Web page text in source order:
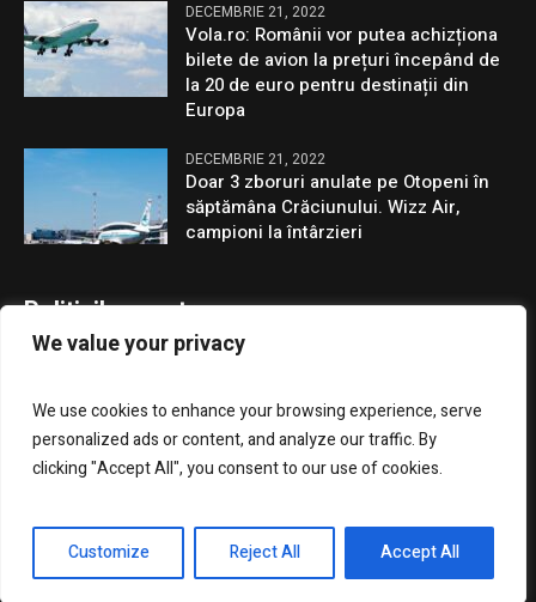
We value your privacy
We use cookies to enhance your browsing experience, serve
personalized ads or content, and analyze our traffic. By
clicking "Accept All", you consent to our use of cookies.
Customize Reject All Accept All
DECEMBRIE 21, 2022
Vola.ro: Românii vor putea achizționa
bilete de avion la prețuri începând de
la 20 de euro pentru destinații din
Europa
DECEMBRIE 21, 2022
Doar 3 zboruri anulate pe Otopeni în
săptămâna Crăciunului. Wizz Air,
campioni la întârzieri
Politicile noastre
GDPR
Presa Clujenilor © 2023 / Toate drepturile rezervate